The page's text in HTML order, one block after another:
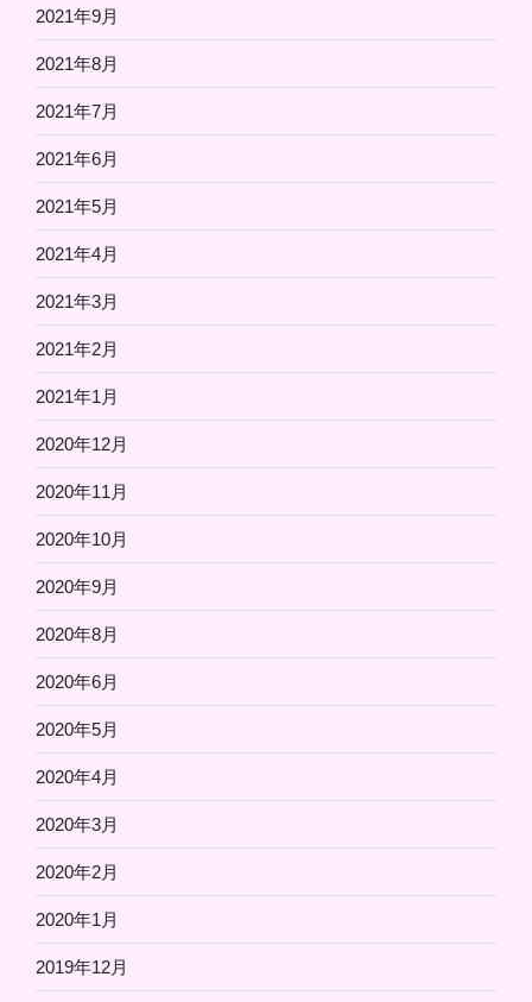
2021年9月
2021年8月
2021年7月
2021年6月
2021年5月
2021年4月
2021年3月
2021年2月
2021年1月
2020年12月
2020年11月
2020年10月
2020年9月
2020年8月
2020年6月
2020年5月
2020年4月
2020年3月
2020年2月
2020年1月
2019年12月